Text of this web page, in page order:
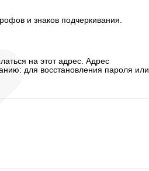
и знаков подчеркивания.
на этот адрес. Адрес
для восстановления пароля или